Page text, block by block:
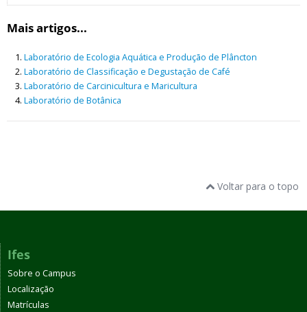
Mais artigos...
Laboratório de Ecologia Aquática e Produção de Plâncton
Laboratório de Classificação e Degustação de Café
Laboratório de Carcinicultura e Maricultura
Laboratório de Botânica
Voltar para o topo
Ifes
Sobre o Campus
Localização
Matrículas